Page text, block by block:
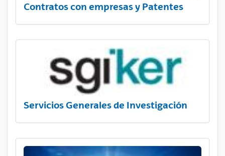
Contratos con empresas y Patentes
Servicios Generales de Investigación